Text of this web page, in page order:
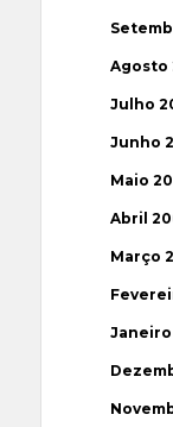
Agosto
Julho
Junho
Maio
Abril
Março